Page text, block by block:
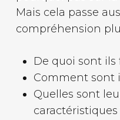
Mais cela passe
compréhension
De quoi sont ils
Comment sont
Quelles sont
caractéristiques